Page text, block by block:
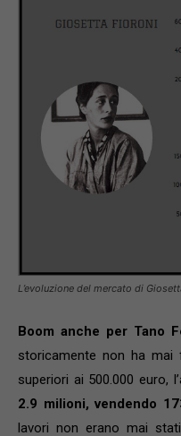
L’evoluzione del mercato di
Boom anche per Tano
storicamente non ha
superiori ai 500.000 euro,
2.9 milioni, vendendo
lavori non erano mai